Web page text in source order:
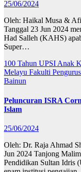
25/06/2024
Oleh: Haikal Musa &
Tanggal 23 Jun 2024
Had Salleh (KAHS)
Super…
100 Tahun UPSIAnak
Melayu Fakulti
Bainun
Peluncuran ISRA
Islam
25/06/2024
Oleh: Dr. Raja Ahmad
Jun 2024 Tanjong
Pendidikan Sultan Idris